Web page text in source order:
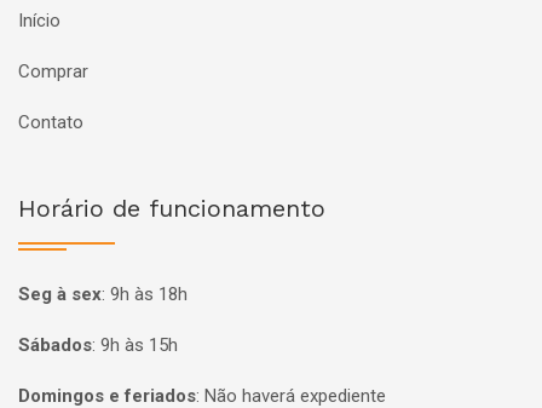
Início
Comprar
Contato
Horário de funcionamento
Seg à sex: 9h às 18h
Sábados: 9h às 15h
Domingos e feriados: Não haverá expediente